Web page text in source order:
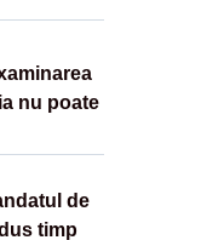
nu poate
de
timp